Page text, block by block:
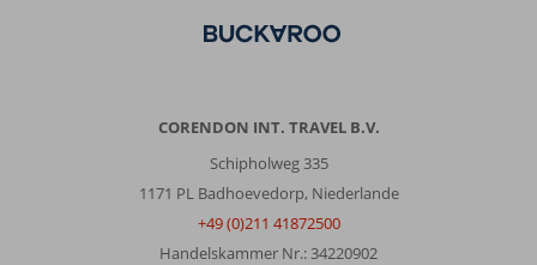
CORENDON INT. TRAVEL B.V.
Schipholweg 335
1171 PL Badhoevedorp, Niederlande
+49 (0)211 41872500
Handelskammer Nr.: 34220902